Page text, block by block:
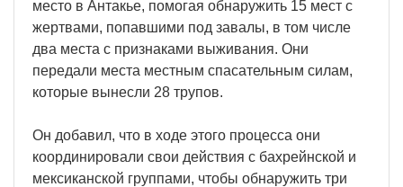
место в Антакье, помогая обнаружить 15 мест с
жертвами, попавшими под завалы, в том числе
два места с признаками выживания. Они
передали места местным спасательным силам,
которые вынесли 28 трупов.
Он добавил, что в ходе этого процесса они
координировали свои действия с бахрейнской и
мексиканской группами, чтобы обнаружить три